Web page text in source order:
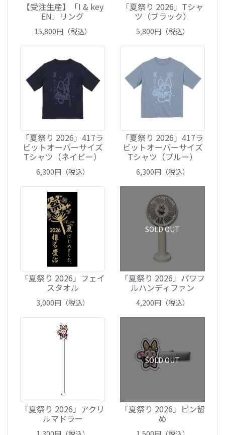
【受注生産】「I & key
EN」リング
15,800円（税込）
「夏祭り 2026」Tシャ
ツ（ブラック）
5,800円（税込）
「夏祭り 2026」417ラ
ビットオーバーサイズ
Tシャツ（ネイビー）
6,300円（税込）
「夏祭り 2026」417ラ
ビットオーバーサイズ
Tシャツ（ブルー）
6,300円（税込）
「夏祭り 2026」フェイ
スタオル
3,000円（税込）
SOLD OUT
「夏祭り 2026」パワフ
ルハンディファン
4,200円（税込）
「夏祭り 2026」アクリ
ルマドラー
SOLD OUT
「夏祭り 2026」ピン留
め